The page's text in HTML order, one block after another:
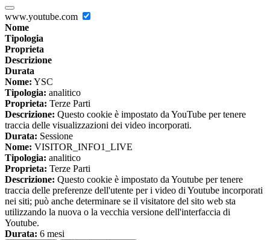
www.youtube.com
Nome
Tipologia
Proprieta
Descrizione
Durata
Nome: YSC
Tipologia: analitico
Proprieta: Terze Parti
Descrizione: Questo cookie è impostato da YouTube per tenere
traccia delle visualizzazioni dei video incorporati.
Durata: Sessione
Nome: VISITOR_INFO1_LIVE
Tipologia: analitico
Proprieta: Terze Parti
Descrizione: Questo cookie è impostato da Youtube per tenere
traccia delle preferenze dell'utente per i video di Youtube incorporati
nei siti; può anche determinare se il visitatore del sito web sta
utilizzando la nuova o la vecchia versione dell'interfaccia di
Youtube.
Durata: 6 mesi